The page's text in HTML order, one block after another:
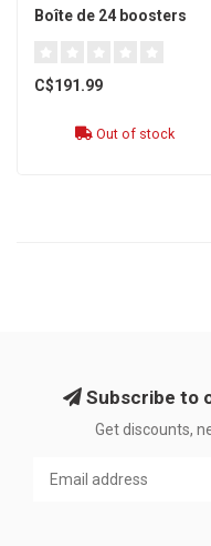
Boîte de 24 boosters
C$191.99
Out of stock
Subscribe to
Get discounts,